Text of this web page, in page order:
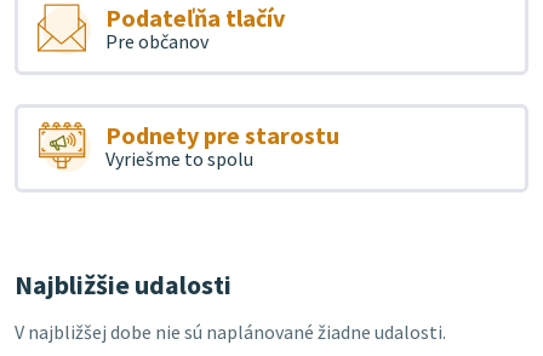
Podateľňa tlačív
Pre občanov
Podnety pre starostu
Vyriešme to spolu
Najbližšie udalosti
V najbližšej dobe nie sú naplánované žiadne udalosti.